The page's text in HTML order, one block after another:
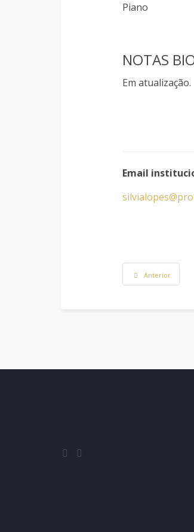
Piano
NOTAS
Em atualização.
Email
Anterior